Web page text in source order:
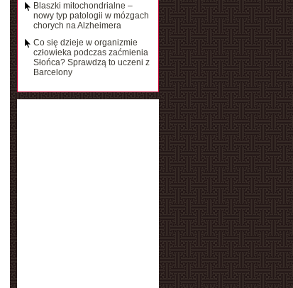
Blaszki mitochondrialne –
nowy typ patologii w mózgach
chorych na Alzheimera
Co się dzieje w organizmie
człowieka podczas zaćmienia
Słońca? Sprawdzą to uczeni z
Barcelony